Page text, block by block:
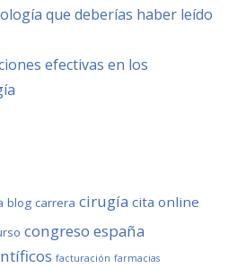
que deberías haber leído
efectivas en los
blog carrera cirugía cita online
congreso españa
facturación farmacias